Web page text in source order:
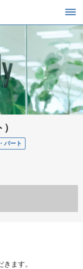
パート
ます。